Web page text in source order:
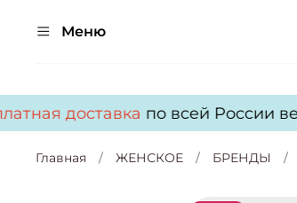
Меню
доставкапо всей России
Главная ЖЕНСКОЕ БРЕНДЫ